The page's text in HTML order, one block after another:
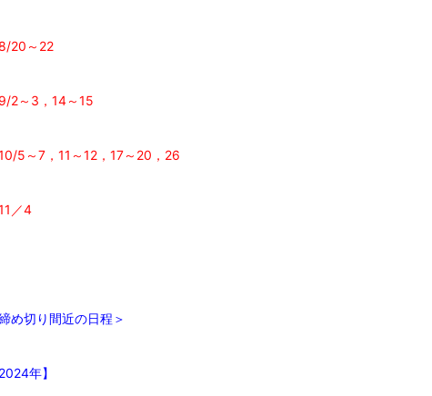
8/20～22
9/2～3，14～15
10/5～7，11～12，17～20， 26
／4
め切り間近の日程＞
2024年】